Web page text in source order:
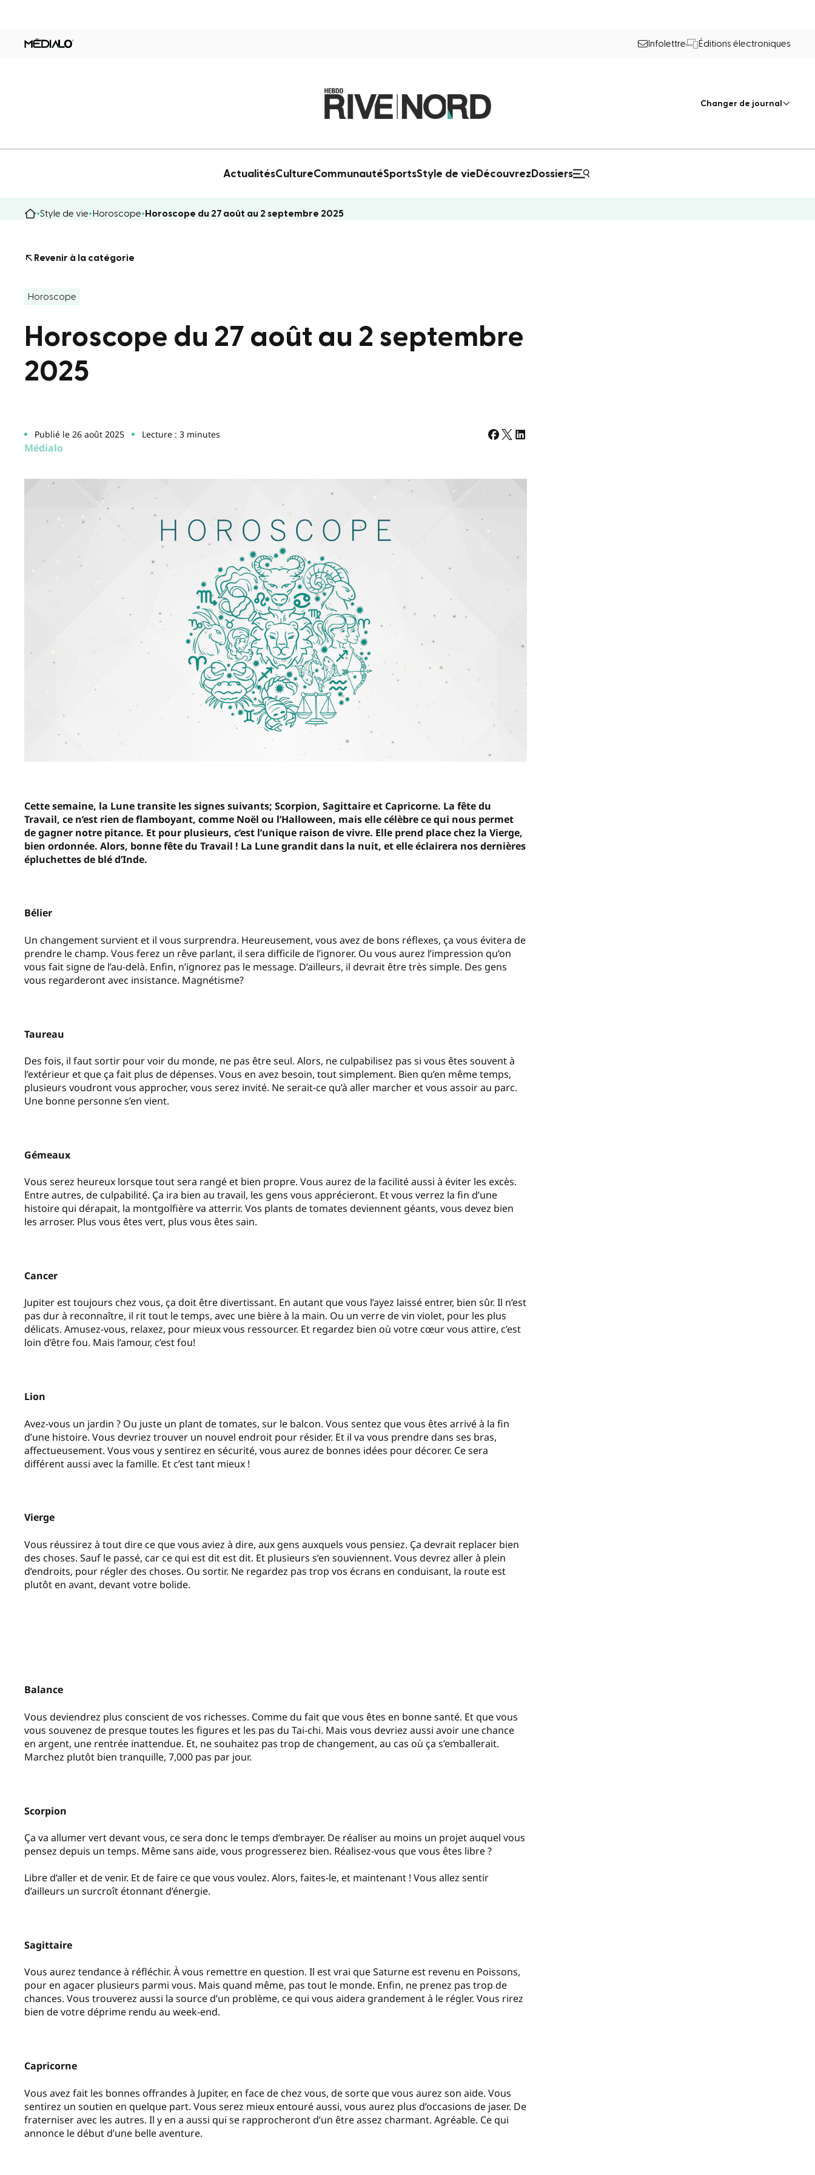
Infolettre Éditions électroniques
Changer de journal
ActualitésCultureCommunautéSportsStyle de vie Découvrez Dossiers
Style de vie Horoscope Horoscope du 27 août au 2 septembre 2025
Revenir à la catégorie
Horoscope
Horoscope du 27 août au 2 septembre
2025
Publié le 26 août 2025 Lecture : 3 minutes
Médialo
Cette semaine, la Lune transite les signes suivants; Scorpion, Sagittaire et Capricorne. La fête du
Travail, ce n’est rien de flamboyant, comme Noël ou l’Halloween, mais elle célèbre ce qui nous permet
de gagner notre pitance. Et pour plusieurs, c’est l’unique raison de vivre. Elle prend place chez la Vierge,
bien ordonnée. Alors, bonne fête du Travail ! La Lune grandit dans la nuit, et elle éclairera nos dernières
épluchettes de blé d’Inde.
Bélier
Un changement survient et il vous surprendra. Heureusement, vous avez de bons réflexes, ça vous évitera de
prendre le champ. Vous ferez un rêve parlant, il sera difficile de l’ignorer. Ou vous aurez l’impression qu’on
vous fait signe de l’au-delà. Enfin, n’ignorez pas le message. D’ailleurs, il devrait être très simple. Des gens
vous regarderont avec insistance. Magnétisme?
Taureau
Des fois, il faut sortir pour voir du monde, ne pas être seul. Alors, ne culpabilisez pas si vous êtes souvent à
l’extérieur et que ça fait plus de dépenses. Vous en avez besoin, tout simplement. Bien qu’en même temps,
plusieurs voudront vous approcher, vous serez invité. Ne serait-ce qu’à aller marcher et vous assoir au parc.
Une bonne personne s’en vient.
Gémeaux
Vous serez heureux lorsque tout sera rangé et bien propre. Vous aurez de la facilité aussi à éviter les excès.
Entre autres, de culpabilité. Ça ira bien au travail, les gens vous apprécieront. Et vous verrez la fin d’une
histoire qui dérapait, la montgolfière va atterrir. Vos plants de tomates deviennent géants, vous devez bien
les arroser. Plus vous êtes vert, plus vous êtes sain.
Cancer
Jupiter est toujours chez vous, ça doit être divertissant. En autant que vous l’ayez laissé entrer, bien sûr. Il n’est
pas dur à reconnaître, il rit tout le temps, avec une bière à la main. Ou un verre de vin violet, pour les plus
délicats. Amusez-vous, relaxez, pour mieux vous ressourcer. Et regardez bien où votre cœur vous attire, c’est
loin d’être fou. Mais l’amour, c’est fou!
Lion
Avez-vous un jardin ? Ou juste un plant de tomates, sur le balcon. Vous sentez que vous êtes arrivé à la fin
d’une histoire. Vous devriez trouver un nouvel endroit pour résider. Et il va vous prendre dans ses bras,
affectueusement. Vous vous y sentirez en sécurité, vous aurez de bonnes idées pour décorer. Ce sera
différent aussi avec la famille. Et c’est tant mieux !
Vierge
Vous réussirez à tout dire ce que vous aviez à dire, aux gens auxquels vous pensiez. Ça devrait replacer bien
des choses. Sauf le passé, car ce qui est dit est dit. Et plusieurs s’en souviennent. Vous devrez aller à plein
d’endroits, pour régler des choses. Ou sortir. Ne regardez pas trop vos écrans en conduisant, la route est
plutôt en avant, devant votre bolide.
Balance
Vous deviendrez plus conscient de vos richesses. Comme du fait que vous êtes en bonne santé. Et que vous
vous souvenez de presque toutes les figures et les pas du Tai-chi. Mais vous devriez aussi avoir une chance
en argent, une rentrée inattendue. Et, ne souhaitez pas trop de changement, au cas où ça s’emballerait.
Marchez plutôt bien tranquille, 7,000 pas par jour.
Scorpion
Ça va allumer vert devant vous, ce sera donc le temps d’embrayer. De réaliser au moins un projet auquel vous
pensez depuis un temps. Même sans aide, vous progresserez bien. Réalisez-vous que vous êtes libre ?
Libre d’aller et de venir. Et de faire ce que vous voulez. Alors, faites-le, et maintenant ! Vous allez sentir
d’ailleurs un surcroît étonnant d’énergie.
Sagittaire
Vous aurez tendance à réfléchir. À vous remettre en question. Il est vrai que Saturne est revenu en Poissons,
pour en agacer plusieurs parmi vous. Mais quand même, pas tout le monde. Enfin, ne prenez pas trop de
chances. Vous trouverez aussi la source d’un problème, ce qui vous aidera grandement à le régler. Vous rirez
bien de votre déprime rendu au week-end.
Capricorne
Vous avez fait les bonnes offrandes à Jupiter, en face de chez vous, de sorte que vous aurez son aide. Vous
sentirez un soutien en quelque part. Vous serez mieux entouré aussi, vous aurez plus d’occasions de jaser. De
fraterniser avec les autres. Il y en a aussi qui se rapprocheront d’un être assez charmant. Agréable. Ce qui
annonce le début d’une belle aventure.